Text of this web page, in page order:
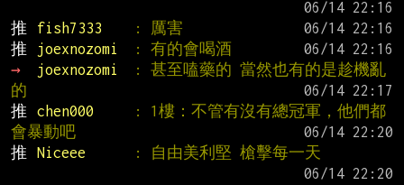
推
fish7333 : 厲害
推
joexnozomi : 有的會喝酒
→
joexnozomi
: 甚至嗑藥的 當然也有的是趁機亂
的
推
chen000
: 1樓：不管有沒有總冠軍，他們都
會暴動吧
推
Niceee
: 自由美利堅 槍擊每一天